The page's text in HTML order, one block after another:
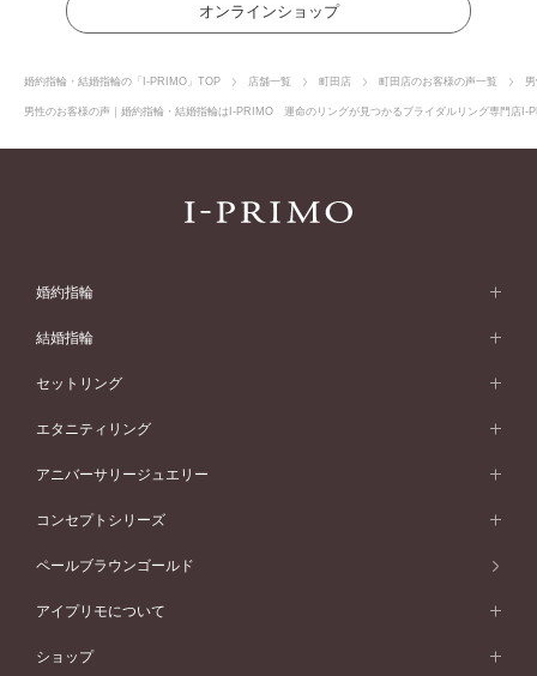
オンラインショップ
婚約指輪・結婚指輪の「I-PRIMO」TOP 店舗一覧 町田店 町田店のお客様の声一覧
男性のお客様の声｜婚約指輪・結婚指輪はI-PRIMO 運命のリングが見つかるブライダルリング専門店I-
婚約指輪
婚約指輪 (エンゲージリング)
婚約指輪一覧
ピンクゴールド
ペールブラウンゴールド
ウェーブライン
V字ライン
ワンサイドメレ
ダブルサイドメレ
シンプル
フェミニン
モード
50万円台～
40万円台～
婚約指輪 人気ランキング
結婚指輪
結婚指輪 (マリッジリング)
結婚指輪一覧
ピンクゴールド
ペールブラウンゴールド
ウェーブライン
V字ライン
ワンメレ
セベラルメレ
シンプル
フェミニン
50万円～
セットリング
セットリング
セットリング一覧
ピンクゴールド
ペールブラウンゴールド
エタニティリング
エタニティリング
エタニティリング一覧
ピンクゴールド
アニバーサリージュエリー
アニバーサリージュエリー
アニバーサリージュエリー一覧
ファッションリング
コンセプトシリーズ
コンセプトシリーズ
オリジンビリーフ
ペールブラウンゴールド
アイプリモについて
アイプリモについて
ショップ